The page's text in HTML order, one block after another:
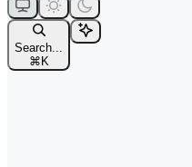
Search...
⌘ K